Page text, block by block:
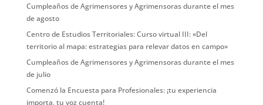
Cumpleaños de Agrimensores y Agrimensoras durante el mes
de agosto
Centro de Estudios Territoriales: Curso virtual III: «Del
territorio al mapa: estrategias para relevar datos en campo»
Cumpleaños de Agrimensores y Agrimensoras durante el mes
de julio
Comenzó la Encuesta para Profesionales: ¡tu experiencia
importa, tu voz cuenta!